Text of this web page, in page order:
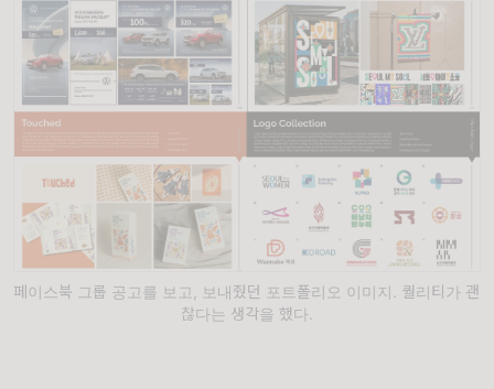
페이스북 그룹 공고를 보고, 보내줬던 포트폴리오 이미지. 퀄리티가 괜
찮다는 생각을 했다.